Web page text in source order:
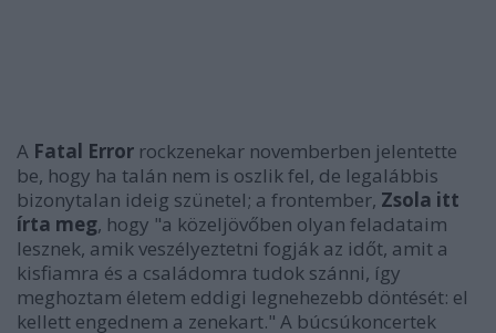
A Fatal Error rockzenekar novemberben jelentette
be, hogy ha talán nem is oszlik fel, de legalábbis
bizonytalan ideig szünetel; a frontember, Zsola itt
írta meg, hogy "a közeljövőben olyan feladataim
lesznek, amik veszélyeztetni fogják az időt, amit a
kisfiamra és a családomra tudok szánni, így
meghoztam életem eddigi legnehezebb döntését: el
kellett engednem a zenekart." A búcsúkoncertek